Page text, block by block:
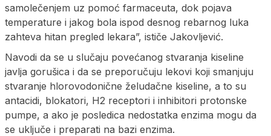
samolečenjem uz pomoć farmaceuta, dok pojava
temperature i jakog bola ispod desnog rebarnog luka
zahteva hitan pregled lekara”, ističe Jakovljević.
Navodi da se u slučaju povećanog stvaranja kiseline
javlja gorušica i da se preporučuju lekovi koji smanjuju
stvaranje hlorovodonične želudačne kiseline, a to su
antacidi, blokatori, H2 receptori i inhibitori protonske
pumpe, a ako je posledica nedostatka enzima mogu da
se uključe i preparati na bazi enzima.